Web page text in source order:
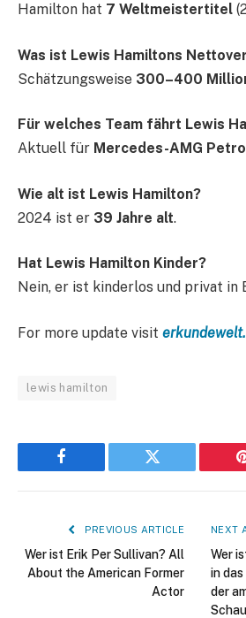
Hamilton hat 7 Weltmeistertitel
Was ist Lewis Hamiltons
Schätzungsweise 300–400
Für welches Team fährt Lewis
Aktuell für Mercedes-AMG
Wie alt ist Lewis Hamilton?
2024 ist er 39 Jahre alt.
Hat Lewis Hamilton Kinder?
Nein, er ist kinderlos und privat in
For more update visit
lewis hamilton
Facebook Twitter
PREVIOUS ARTICLE
Wer ist Erik Per Sullivan? All
About the American Former
Actor
NEXT
Wer
in
der